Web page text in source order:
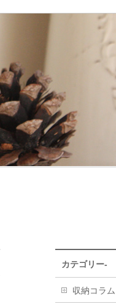
カテゴリー-
収納コラム